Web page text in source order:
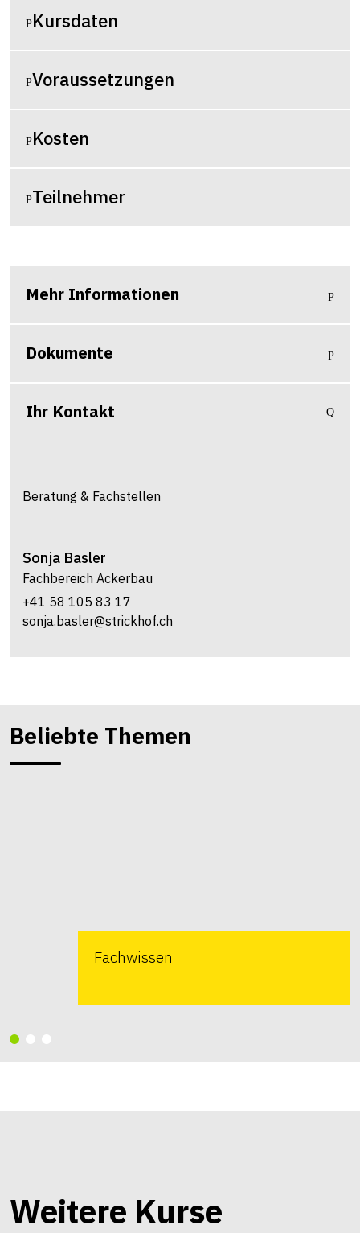
Kursdaten
Voraussetzungen
Kosten
Teilnehmer
Mehr Informationen
Dokumente
Ihr Kontakt
Beratung & Fachstellen
Sonja Basler
Fachbereich Ackerbau
+41 58 105 83 17
sonja.basler@strickhof.ch
Beliebte Themen
Fachwissen
Weitere Kurse